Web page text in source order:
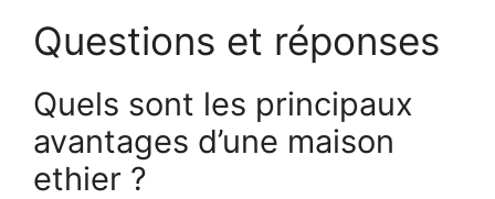
Questions et réponses
Quels sont les principaux
avantages d’une maison
ethier ?